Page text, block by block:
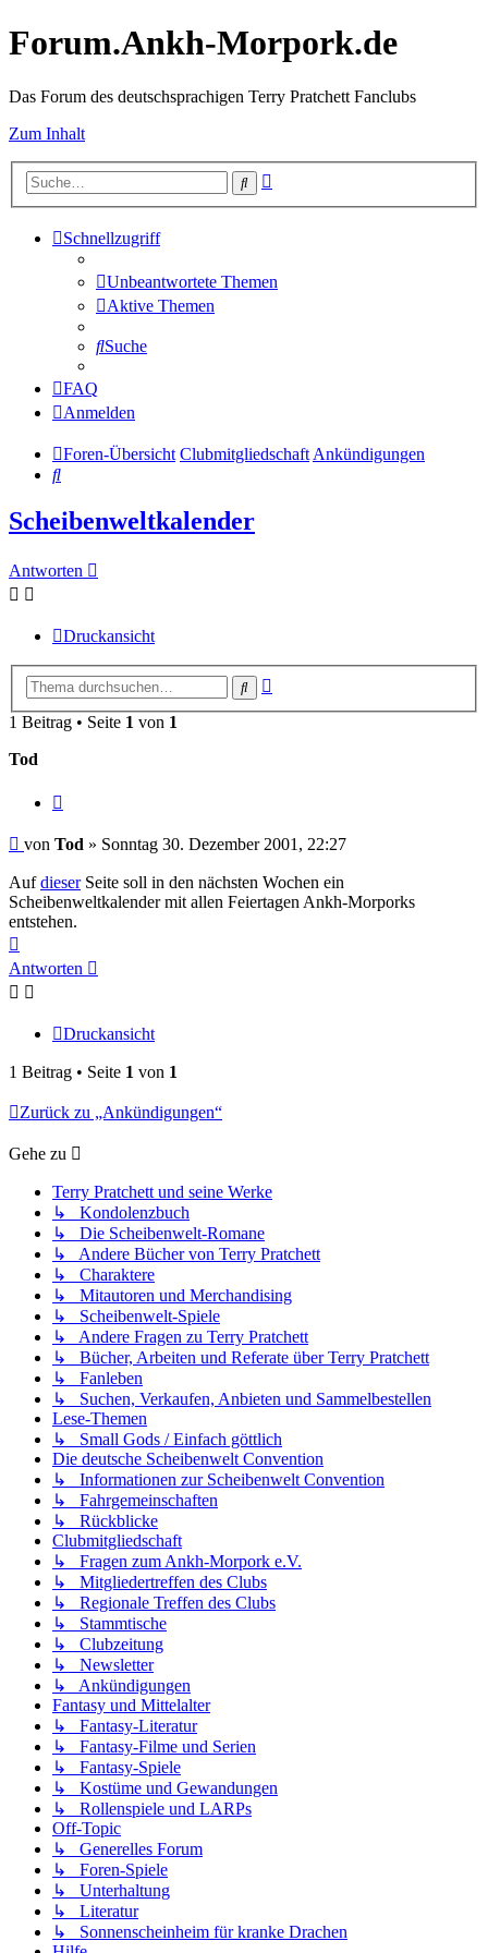
Forum.Ankh-Morpork.de
Das Forum des deutschsprachigen Terry Pratchett Fanclubs
Zum Inhalt
Suche
Schnellzugriff
Unbeantwortete Themen
Aktive Themen
Suche
FAQ
Anmelden
Foren-Übersicht ClubmitgliedschaftAnkündigungen
Suche
Scheibenweltkalender
Antworten
Druckansicht
Suche
1 Beitrag • Seite 1 von 1
Tod
Beitrag
von Tod » Sonntag 30. Dezember 2001, 22:27
AufdieserSeite soll in den nächsten Wochen ein
Scheibenweltkalender mit allen Feiertagen Ankh-Morporks
entstehen.
oben
Antworten
Druckansicht
1 Beitrag • Seite 1 von 1
Zurück zu „Ankündigungen“
Gehe zu
Terry Pratchett und seine Werke
↳ Kondolenzbuch
↳ Die Scheibenwelt-Romane
↳ Andere Bücher von Terry Pratchett
↳ Charaktere
↳ Mitautoren und Merchandising
↳ Scheibenwelt-Spiele
↳ Andere Fragen zu Terry Pratchett
↳ Bücher, Arbeiten und Referate über Terry Pratchett
↳ Fanleben
↳ Suchen, Verkaufen, Anbieten und Sammelbestellen
Lese-Themen
↳ Small Gods / Einfach göttlich
Die deutsche Scheibenwelt Convention
↳ Informationen zur Scheibenwelt Convention
↳ Fahrgemeinschaften
↳ Rückblicke
Clubmitgliedschaft
↳ Fragen zum Ankh-Morpork e.V.
↳ Mitgliedertreffen des Clubs
↳ Regionale Treffen des Clubs
↳ Stammtische
↳ Clubzeitung
↳ Newsletter
↳ Ankündigungen
Fantasy und Mittelalter
↳ Fantasy-Literatur
↳ Fantasy-Filme und Serien
↳ Fantasy-Spiele
↳ Kostüme und Gewandungen
↳ Rollenspiele und LARPs
Off-Topic
↳ Generelles Forum
↳ Foren-Spiele
↳ Unterhaltung
↳ Literatur
↳ Sonnenscheinheim für kranke Drachen